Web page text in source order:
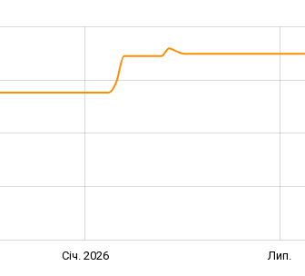
Січ. 2026 Лип.